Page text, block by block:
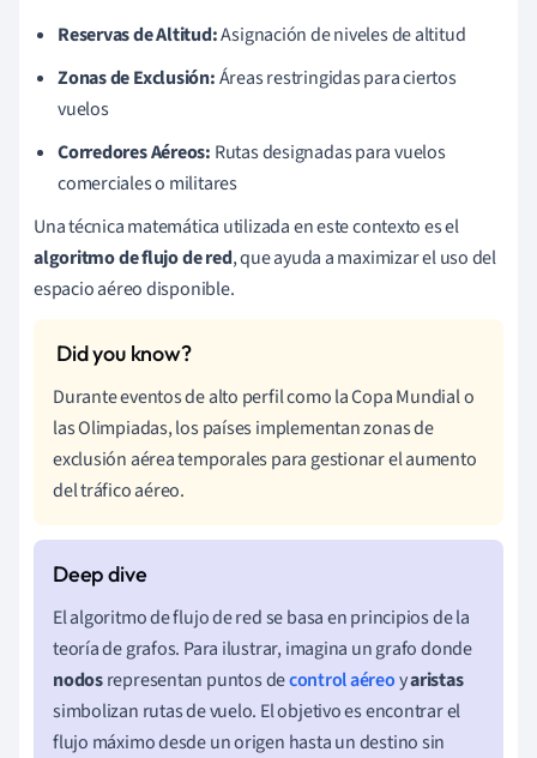
Reservas de Altitud:Asignación de niveles de altitud
Zonas de Exclusión:Áreas restringidas para ciertos
vuelos
Corredores Aéreos: Rutas designadas para vuelos
comerciales o militares
Una técnica matemática utilizada en este contexto es el
algoritmo de flujo de red, que ayuda a maximizar el uso del
espacio aéreo disponible.
Durante eventos de alto perfil como la Copa Mundial o
las Olimpiadas, los países implementan zonas de
exclusión aérea temporales para gestionar el aumento
del tráfico aéreo.
El algoritmo de flujo de red se basa en principios de la
teoría de grafos. Para ilustrar, imagina un grafo donde
nodosrepresentan puntos decontrol aéreoyaristas
simbolizan rutas de vuelo. El objetivo es encontrar el
flujo máximo desde un origen hasta un destino sin